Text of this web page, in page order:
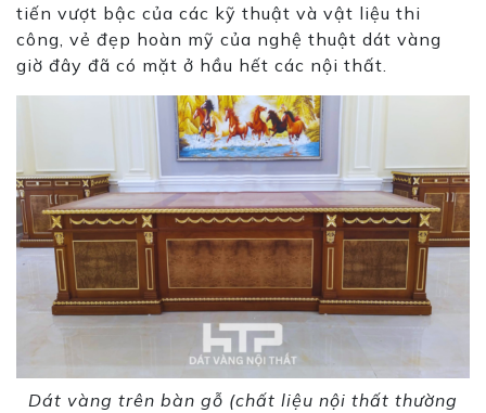
tiến vượt bậc của các kỹ thuật và vật liệu thi
công, vẻ đẹp hoàn mỹ của nghệ thuật dát vàng
giờ đây đã có mặt ở hầu hết các nội thất.
Dát vàng trên bàn gỗ (chất liệu nội thất thường